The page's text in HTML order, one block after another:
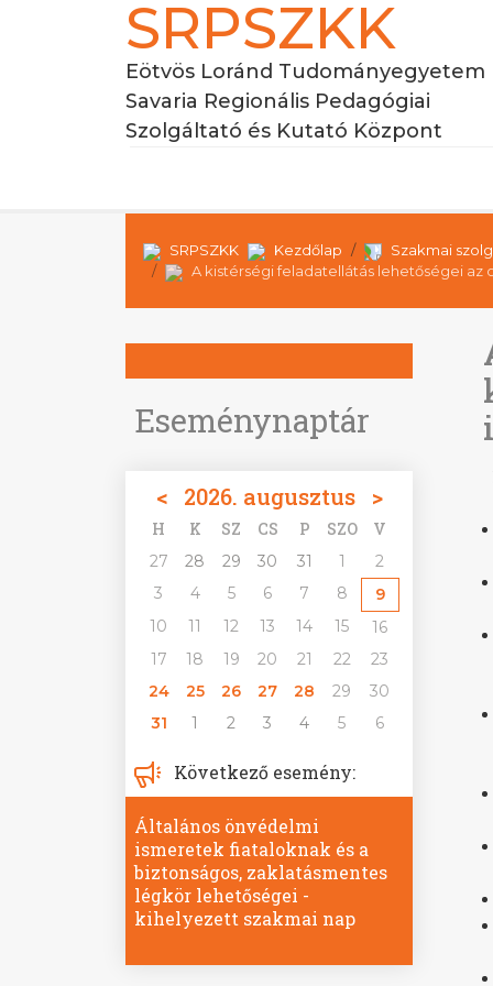
SRPSZKK
Eötvös Loránd Tudományegyetem
Savaria Regionális Pedagógiai
Szolgáltató és Kutató Központ
SRPSZKK Kezdőlap Szakmai
A kistérségi feladatellátás lehetőségei
Eseménynaptár
< 2026. augusztus >
H K SZ CS P SZO V
27 28 29 30 31 1
2
3
4 5 6 7 8
9
10
11 12 13 14 15
16
17
18 19 20 21 22
23
24
25 26 27 28 29
30
31
1 2 3 4 5 6
Következő esemény:
Általános önvédelmi
ismeretek fiataloknak és a
biztonságos, zaklatásmentes
légkör lehetőségei -
kihelyezett szakmai nap